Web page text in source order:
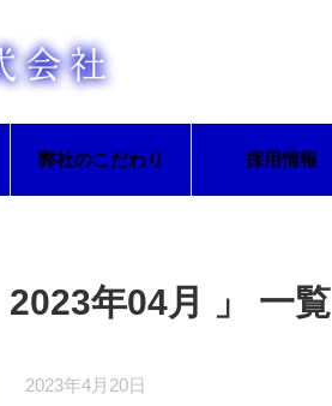
弊社のこだわり 採用情報
2023年04月 」 一覧
2023年4月20日